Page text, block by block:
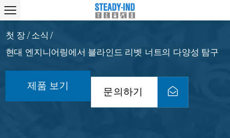
첫 장 / 소식 /
현대 엔지니어링에서 블라인드 리벳 너트의 다양성 탐구
제품 보기
문의하기